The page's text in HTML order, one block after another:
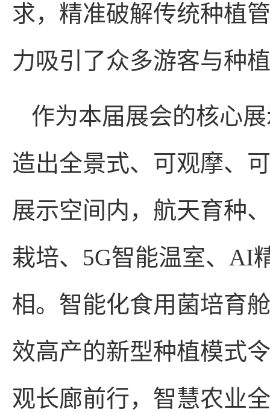
求，精准破解传统种植
力吸引了众多游客与种
作为本届展会的核心
造出全景式、可观摩、
展示空间内，航天育种
栽培、5G智能温室、AI
相。智能化食用菌培育
效高产的新型种植模式
观长廊前行，智慧农业